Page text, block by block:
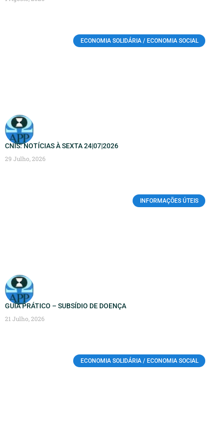
ECONOMIA SOLIDÁRIA / ECONOMIA SOCIAL
CNIS: NOTÍCIAS À SEXTA 24|07|2026
29 Julho, 2026
INFORMAÇÕES ÚTEIS
GUIA PRÁTICO – SUBSÍDIO DE DOENÇA
21 Julho, 2026
ECONOMIA SOLIDÁRIA / ECONOMIA SOCIAL